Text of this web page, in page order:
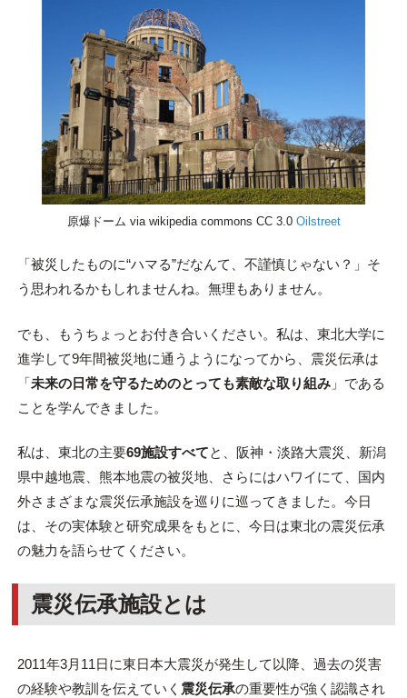
原爆ドーム via wikipedia commons CC 3.0 Oilstreet
「被災したものに“ハマる”だなんて、不謹慎じゃない？」そ
う思われるかもしれませんね。無理もありません。
でも、もうちょっとお付き合いください。私は、東北大学に
進学して9年間被災地に通うようになってから、震災伝承は
「未来の日常を守るためのとっても素敵な取り組み」である
ことを学んできました。
私は、東北の主要69施設すべてと、阪神・淡路大震災、新潟
県中越地震、熊本地震の被災地、さらにはハワイにて、国内
外さまざまな震災伝承施設を巡りに巡ってきました。今日
は、その実体験と研究成果をもとに、今日は東北の震災伝承
の魅力を語らせてください。
震災伝承施設とは
2011年3月11日に東日本大震災が発生して以降、過去の災害
の経験や教訓を伝えていく 震災伝承の重要性が強く認識され